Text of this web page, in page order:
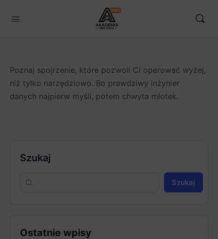
Poznaj spojrzenie, które pozwoli Ci operować wyżej,
niż tylko narzędziowo. Bo prawdziwy inżynier
danych najpierw myśli, potem chwyta młotek.
Szukaj
Szukaj
Ostatnie wpisy